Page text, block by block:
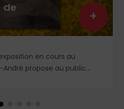
de
en cours au
propose au public
avec les ceux qui
+